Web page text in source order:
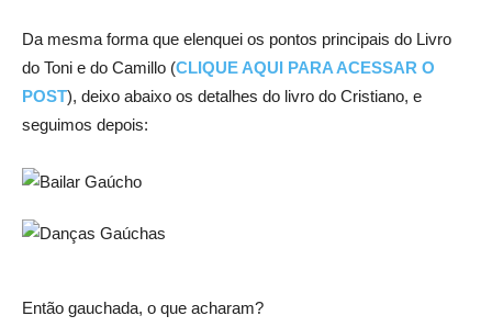
Da mesma forma que elenquei os pontos principais do Livro
do Toni e do Camillo (CLIQUE AQUI PARA ACESSAR O
POST), deixo abaixo os detalhes do livro do Cristiano, e
seguimos depois:
Então gauchada, o que acharam?